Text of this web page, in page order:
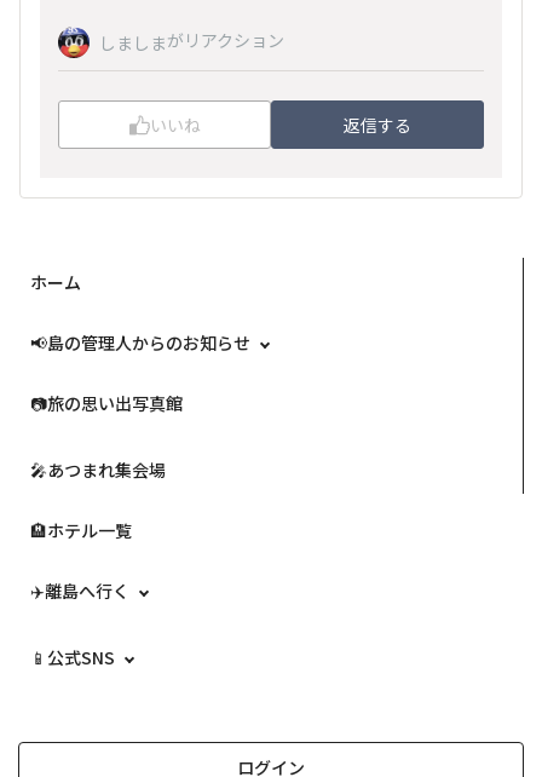
しましまがリアクション
いいね 返信する
ホーム
📢島の管理人からのお知らせ
📷️旅の思い出写真館
🎤あつまれ集会場
🏨ホテル一覧
✈️離島へ行く
📱公式SNS
ログイン